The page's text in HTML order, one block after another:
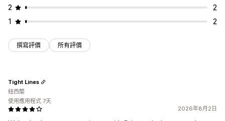
2
2
1
2
撰寫評價 所有評價
2026年8月2日
Tight Lines
紐西蘭
使用應用程式 7天